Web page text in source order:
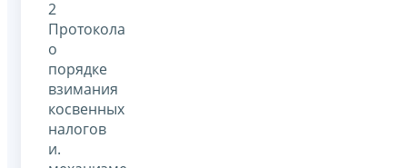
2
Протокола
о
порядке
взимания
косвенных
налогов
и.